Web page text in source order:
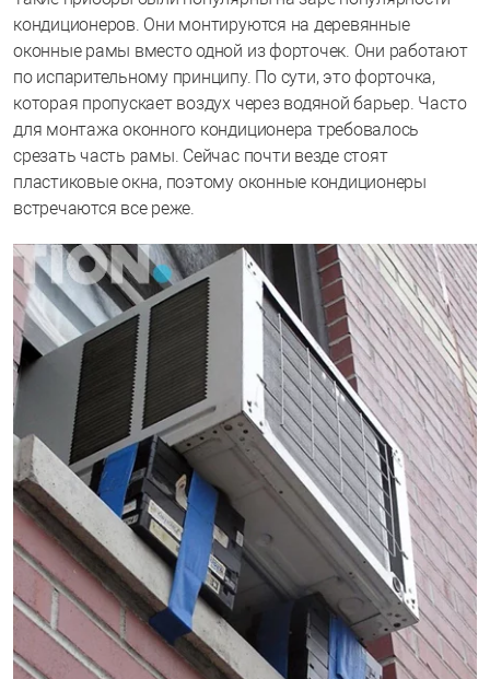
кондиционеров. Они монтируются на деревянные
оконные рамы вместо одной из форточек. Они работают
по испарительному принципу. По сути, это форточка,
которая пропускает воздух через водяной барьер. Часто
для монтажа оконного кондиционера требовалось
срезать часть рамы. Сейчас почти везде стоят
пластиковые окна, поэтому оконные кондиционеры
встречаются все реже.